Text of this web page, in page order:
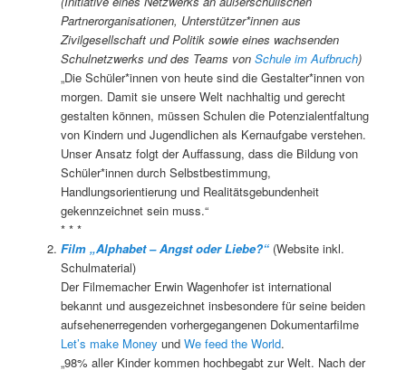
Partnerorganisationen, Unterstützer*innen aus
Zivilgesellschaft und Politik sowie eines wachsenden
Schulnetzwerks und des Teams von Schule im Aufbruch)
„Die Schüler*innen von heute sind die Gestalter*innen von
morgen. Damit sie unsere Welt nachhaltig und gerecht
gestalten können, müssen Schulen die Potenzialentfaltung
von Kindern und Jugendlichen als Kernaufgabe verstehen.
Unser Ansatz folgt der Auffassung, dass die Bildung von
Schüler*innen durch Selbstbestimmung,
Handlungsorientierung und Realitätsgebundenheit
gekennzeichnet sein muss.“
* * *
Film „Alphabet – Angst oder Liebe?“(Website inkl.
Schulmaterial)
Der Filmemacher Erwin Wagenhofer ist international
bekannt und ausgezeichnet insbesondere für seine beiden
aufsehenerregenden vorhergegangenen Dokumentarfilme
Let’s make Money und We feed the World.
„98% aller Kinder kommen hochbegabt zur Welt. Nach der